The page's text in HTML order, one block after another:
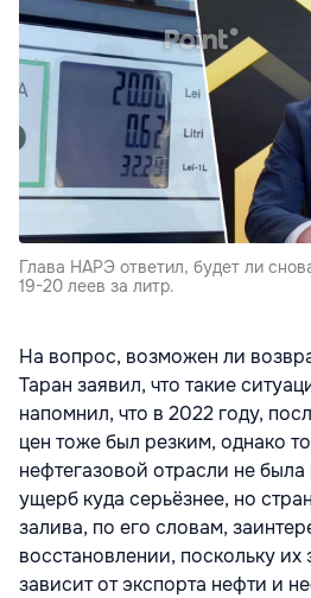
Глава НАРЭ ответил, будет ли
19-20 леев за литр.
На вопрос, возможен ли
Таран заявил, что такие
напомнил, что в 2022 году,
цен тоже был резким, однако
нефтегазовой отрасли не
ущерб куда серьёзнее, но
залива, по его словам,
восстановлении, поскольку
зависит от экспорта нефти и